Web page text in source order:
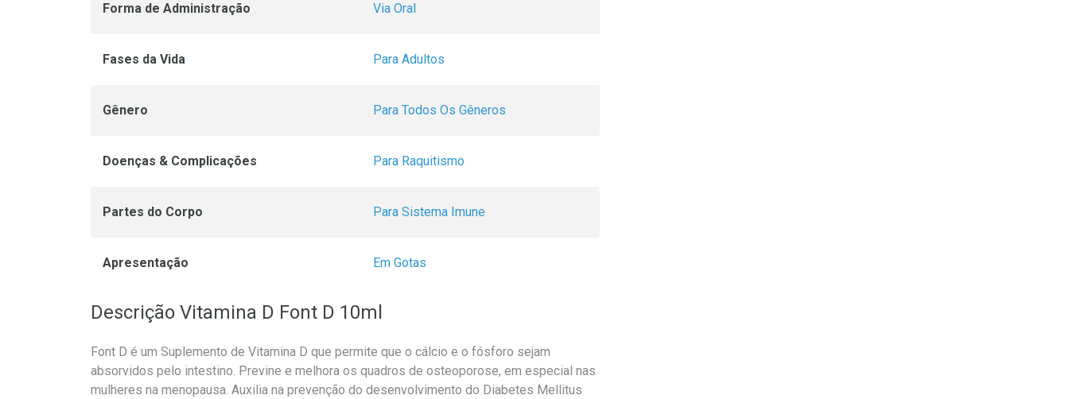
Forma de Administração Via Oral
Fases da Vida Para Adultos
Gênero Para Todos Os Gêneros
Doenças & Complicações Para Raquitismo
Partes do Corpo Para Sistema Imune
Apresentação Em Gotas
Descrição Vitamina D Font D 10ml
Font D é um Suplemento de Vitamina D que permite que o cálcio e o fósforo sejam
absorvidos pelo intestino. Previne e melhora os quadros de osteoporose, em especial nas
mulheres na menopausa. Auxilia na prevenção do desenvolvimento do Diabetes Mellitus